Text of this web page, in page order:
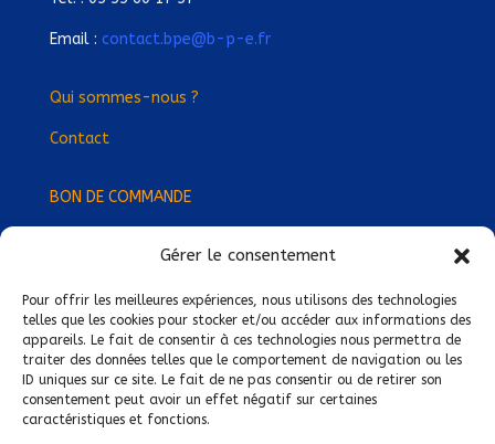
Gérer le consentement
Pour offrir les meilleures expériences, nous utilisons des technologies
telles que les cookies pour stocker et/ou accéder aux informations des
appareils. Le fait de consentir à ces technologies nous permettra de
traiter des données telles que le comportement de navigation ou les
ID uniques sur ce site. Le fait de ne pas consentir ou de retirer son
consentement peut avoir un effet négatif sur certaines
caractéristiques et fonctions.
Email : contact.bpe@b-p-e.fr
Qui sommes-nous ?
Contact
BON DE COMMANDE
Devenez Délégué·e Régional·e !
Trouvez-nous près de chez vous !
Mentions légales
Conditions générales de vente
Politique de confidentialité